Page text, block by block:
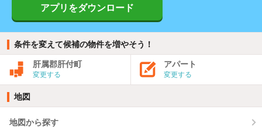
アプリをダウンロード
条件を変えて候補の物件を増やそう！
肝属郡肝付町
変更する
アパート
変更する
地図
地図から探す